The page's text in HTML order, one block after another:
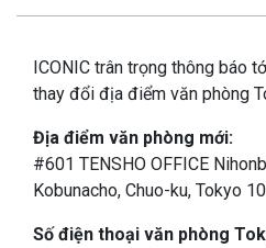
ICONIC trân trọng thông báo
thay đổi địa điểm văn phòng
Địa điểm văn phòng mới:
#601 TENSHO OFFICE
Kobunacho, Chuo-ku, Tokyo
Số điện thoại văn phòng